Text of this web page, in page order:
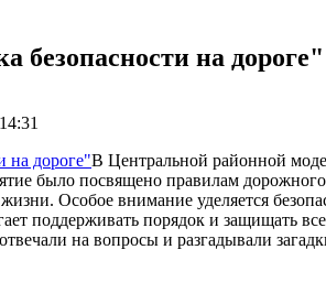
безопасности на дороге"
В Центральной районной
было посвящено правилам
Особое внимание уделяется
поддерживать порядок и защищать
на вопросы и разгадывали